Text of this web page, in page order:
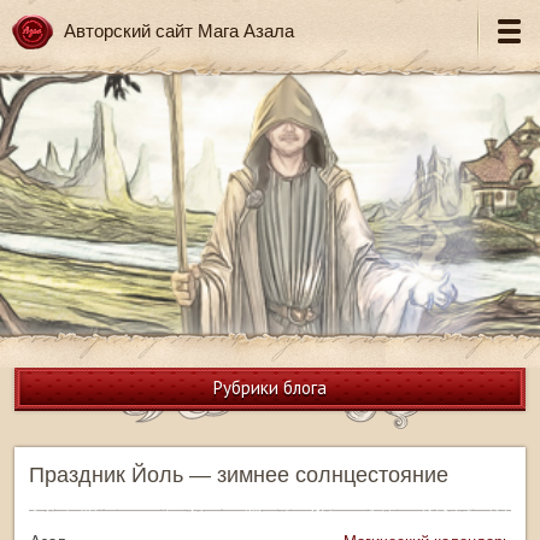
Авторский сайт Мага Азала
Рубрики блога
Праздник Йоль — зимнее солнцестояние